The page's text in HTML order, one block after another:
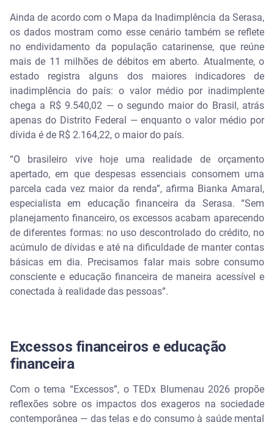
Ainda de acordo com o Mapa da Inadimplência da Serasa,
os dados mostram como esse cenário também se reflete
no endividamento da população catarinense, que reúne
mais de 11 milhões de débitos em aberto. Atualmente, o
estado registra alguns dos maiores indicadores de
inadimplência do país: o valor médio por inadimplente
chega a R$ 9.540,02 — o segundo maior do Brasil, atrás
apenas do Distrito Federal — enquanto o valor médio por
dívida é de R$ 2.164,22, o maior do país.
“O brasileiro vive hoje uma realidade de orçamento
apertado, em que despesas essenciais consomem uma
parcela cada vez maior da renda”, afirma Bianka Amaral,
especialista em educação financeira da Serasa. “Sem
planejamento financeiro, os excessos acabam aparecendo
de diferentes formas: no uso descontrolado do crédito, no
acúmulo de dívidas e até na dificuldade de manter contas
básicas em dia. Precisamos falar mais sobre consumo
consciente e educação financeira de maneira acessível e
conectada à realidade das pessoas”.
Excessos financeiros e educação
financeira
Com o tema “Excessos”, o TEDx Blumenau 2026 propõe
reflexões sobre os impactos dos exageros na sociedade
contemporânea — das telas e do consumo à saúde mental